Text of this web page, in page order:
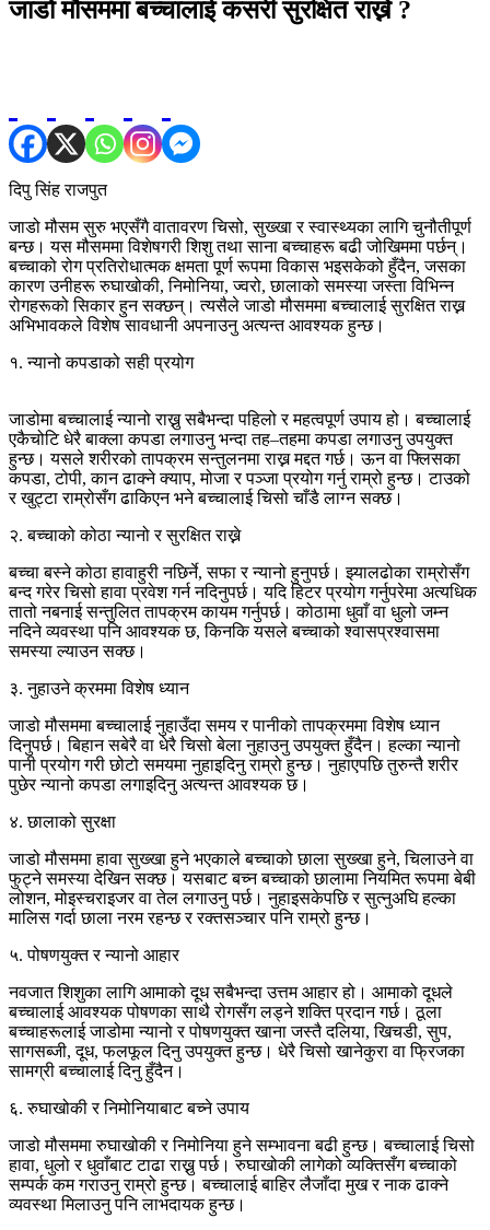
जाडो मौसममा बच्चालाई कसरी सुरक्षित राख्ने ?
दिपु सिंह राजपुत
जाडो मौसम सुरु भएसँगै वातावरण चिसो, सुख्खा र स्वास्थ्यका लागि चुनौतीपूर्ण
बन्छ। यस मौसममा विशेषगरी शिशु तथा साना बच्चाहरू बढी जोखिममा पर्छन्।
बच्चाको रोग प्रतिरोधात्मक क्षमता पूर्ण रूपमा विकास भइसकेको हुँदैन, जसका
कारण उनीहरू रुघाखोकी, निमोनिया, ज्वरो, छालाको समस्या जस्ता विभिन्न
रोगहरूको सिकार हुन सक्छन्। त्यसैले जाडो मौसममा बच्चालाई सुरक्षित राख्न
अभिभावकले विशेष सावधानी अपनाउनु अत्यन्त आवश्यक हुन्छ।
१. न्यानो कपडाको सही प्रयोग
जाडोमा बच्चालाई न्यानो राख्नु सबैभन्दा पहिलो र महत्वपूर्ण उपाय हो। बच्चालाई
एकैचोटि धेरै बाक्ला कपडा लगाउनु भन्दा तह–तहमा कपडा लगाउनु उपयुक्त
हुन्छ। यसले शरीरको तापक्रम सन्तुलनमा राख्न मद्दत गर्छ। ऊन वा फ्लिसका
कपडा, टोपी, कान ढाक्ने क्याप, मोजा र पञ्जा प्रयोग गर्नु राम्रो हुन्छ। टाउको
र खुट्टा राम्रोसँग ढाकिएन भने बच्चालाई चिसो चाँडै लाग्न सक्छ।
२. बच्चाको कोठा न्यानो र सुरक्षित राख्ने
बच्चा बस्ने कोठा हावाहुरी नछिर्ने, सफा र न्यानो हुनुपर्छ। झ्यालढोका राम्रोसँग
बन्द गरेर चिसो हावा प्रवेश गर्न नदिनुपर्छ। यदि हिटर प्रयोग गर्नुपरेमा अत्यधिक
तातो नबनाई सन्तुलित तापक्रम कायम गर्नुपर्छ। कोठामा धुवाँ वा धुलो जम्न
नदिने व्यवस्था पनि आवश्यक छ, किनकि यसले बच्चाको श्वासप्रश्वासमा
समस्या ल्याउन सक्छ।
३. नुहाउने क्रममा विशेष ध्यान
जाडो मौसममा बच्चालाई नुहाउँदा समय र पानीको तापक्रममा विशेष ध्यान
दिनुपर्छ। बिहान सबेरै वा धेरै चिसो बेला नुहाउनु उपयुक्त हुँदैन। हल्का न्यानो
पानी प्रयोग गरी छोटो समयमा नुहाइदिनु राम्रो हुन्छ। नुहाएपछि तुरुन्तै शरीर
पुछेर न्यानो कपडा लगाइदिनु अत्यन्त आवश्यक छ।
४. छालाको सुरक्षा
जाडो मौसममा हावा सुख्खा हुने भएकाले बच्चाको छाला सुख्खा हुने, चिलाउने वा
फुट्ने समस्या देखिन सक्छ। यसबाट बच्न बच्चाको छालामा नियमित रूपमा बेबी
लोशन, मोइस्चराइजर वा तेल लगाउनु पर्छ। नुहाइसकेपछि र सुत्नुअघि हल्का
मालिस गर्दा छाला नरम रहन्छ र रक्तसञ्चार पनि राम्रो हुन्छ।
५. पोषणयुक्त र न्यानो आहार
नवजात शिशुका लागि आमाको दूध सबैभन्दा उत्तम आहार हो। आमाको दूधले
बच्चालाई आवश्यक पोषणका साथै रोगसँग लड्ने शक्ति प्रदान गर्छ। ठूला
बच्चाहरूलाई जाडोमा न्यानो र पोषणयुक्त खाना जस्तै दलिया, खिचडी, सुप,
सागसब्जी, दूध, फलफूल दिनु उपयुक्त हुन्छ। धेरै चिसो खानेकुरा वा फ्रिजका
सामग्री बच्चालाई दिनु हुँदैन।
६. रुघाखोकी र निमोनियाबाट बच्ने उपाय
जाडो मौसममा रुघाखोकी र निमोनिया हुने सम्भावना बढी हुन्छ। बच्चालाई चिसो
हावा, धुलो र धुवाँबाट टाढा राख्नु पर्छ। रुघाखोकी लागेको व्यक्तिसँग बच्चाको
सम्पर्क कम गराउनु राम्रो हुन्छ। बच्चालाई बाहिर लैजाँदा मुख र नाक ढाक्ने
व्यवस्था मिलाउनु पनि लाभदायक हुन्छ।